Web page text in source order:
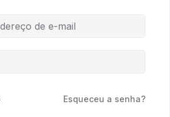
Esqueceu a senha?